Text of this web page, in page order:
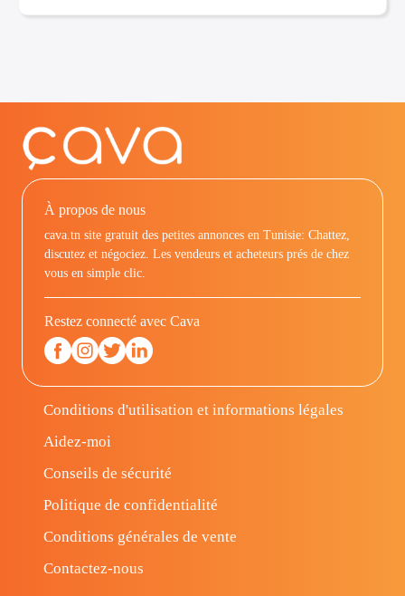
À propos de nous
cava.tn site gratuit des petites annonces en Tunisie: Chattez,
discutez et négociez. Les vendeurs et acheteurs prés de chez
vous en simple clic.
Restez connecté avec Cava
Conditions d'utilisation et informations légales
Aidez-moi
Conseils de sécurité
Politique de confidentialité
Conditions générales de vente
Contactez-nous